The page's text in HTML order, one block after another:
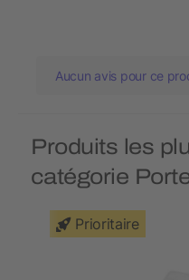
Aucun avis pour ce
Produits les
catégorie
Prioritaire